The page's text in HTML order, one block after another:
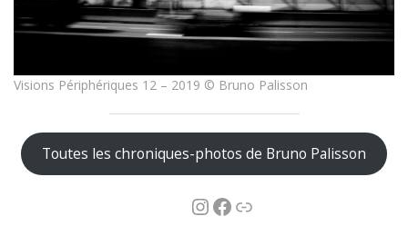
Visions Périphériques 12 – 2019 © Bruno Palisson
Toutes les chroniques-photos de Bruno Palisson